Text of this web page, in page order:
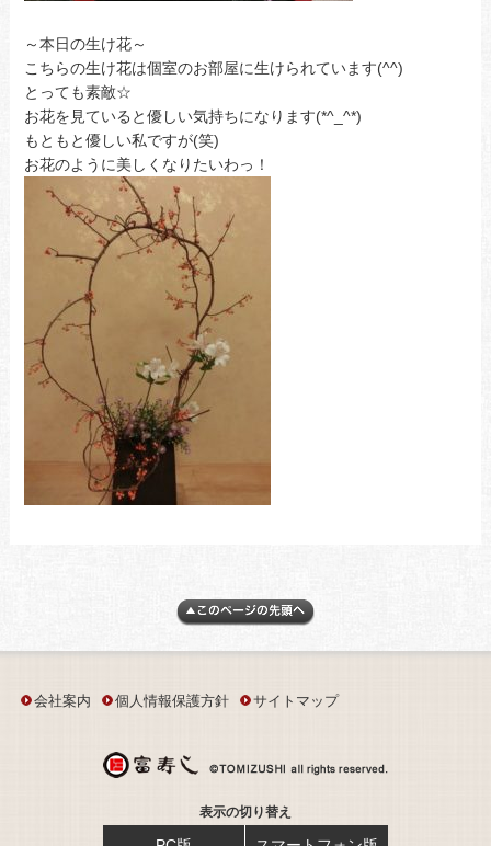
～本日の生け花～
こちらの生け花は個室のお部屋に生けられています(^^)
とっても素敵☆
お花を見ていると優しい気持ちになります(*^_^*)
もともと優しい私ですが(笑)
お花のように美しくなりたいわっ！
会社案内 個人情報保護方針 サイトマップ
表示の切り替え